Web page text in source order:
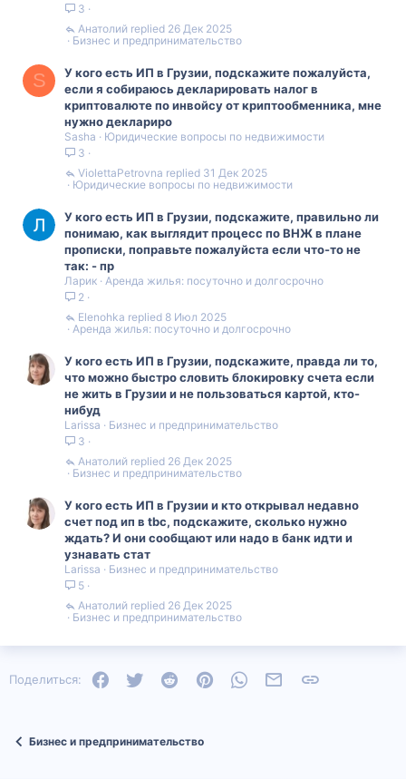
3
Бизнес и предпринимательство
26 Дек 2025
Анатолий
S
У кого есть ИП в Грузии, подскажите пожалуйста,
если я собираюсь декларировать налог в
криптовалюте по инвойсу от криптообменника, мне
нужно деклариро
Sasha
Юридические вопросы по недвижимости
3
Юридические вопросы по недвижимости
31 Дек 2025
ViolettaPetrovna
У кого есть ИП в Грузии, подскажите, правильно ли
понимаю, как выглядит процесс по ВНЖ в плане
прописки, поправьте пожалуйста если что-то не
так: - пр
Ларик Аренда жилья: посуточно и долгосрочно
2
Аренда жилья: посуточно и долгосрочно
8 Июл 2025
Elenohka
У кого есть ИП в Грузии, подскажите, правда ли то,
что можно быстро словить блокировку счета если
не жить в Грузии и не пользоваться картой, кто-
нибуд
Larissa
Бизнес и предпринимательство
3
Бизнес и предпринимательство
26 Дек 2025
Анатолий
У кого есть ИП в Грузии и кто открывал недавно
счет под ип в tbc, подскажите, сколько нужно
ждать? И они сообщают или надо в банк идти и
узнавать стат
Larissa
Бизнес и предпринимательство
5
Бизнес и предпринимательство
26 Дек 2025
Анатолий
Поделиться: FacebookTwitter Reddit PinterestWhatsAppЭлектронная почта
Бизнес и предпринимательство